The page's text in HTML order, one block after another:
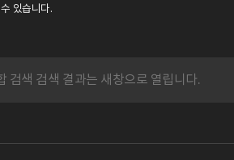
수 있습니다.